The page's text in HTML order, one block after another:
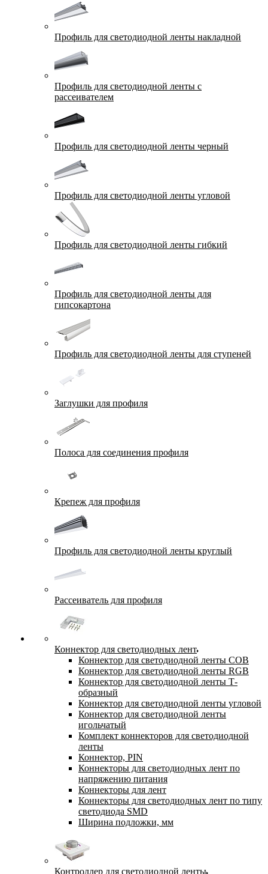
Профиль для светодиодной ленты накладной
Профиль для светодиодной ленты с
рассеивателем
Профиль для светодиодной ленты черный
Профиль для светодиодной ленты угловой
Профиль для светодиодной ленты гибкий
Профиль для светодиодной ленты для
гипсокартона
Профиль для светодиодной ленты для ступеней
Заглушки для профиля
Полоса для соединения профиля
Крепеж для профиля
Профиль для светодиодной ленты круглый
Рассеиватель для профиля
Коннектор для светодиодных лент
Коннектор для светодиодной ленты COB
Коннектор для светодиодной ленты RGB
Коннектор для светодиодной ленты Т-
образный
Коннектор для светодиодной ленты угловой
Коннектор для светодиодной ленты
игольчатый
Комплект коннекторов для светодиодной
ленты
Коннектор, PIN
Коннекторы для светодиодных лент по
напряжению питания
Коннекторы для лент
Коннекторы для светодиодных лент по типу
светодиода SMD
Ширина подложки, мм
Контроллер для светодиодной ленты